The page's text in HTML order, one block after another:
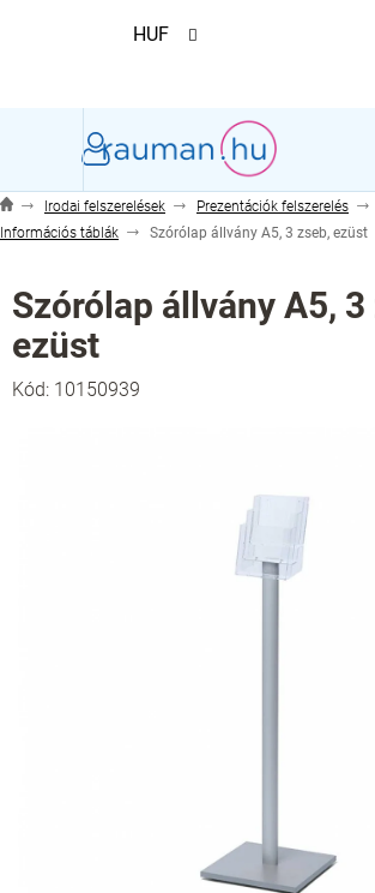
HUF
Irodai felszerelések Prezentációk felszerelés
Információs táblák
Szórólap állvány A5, 3 zseb, ezüst
Szórólap állvány A5, 3
ezüst
Kód: 10150939